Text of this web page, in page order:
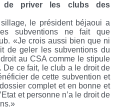
de priver les clubs des
le président béjaoui a
subventions ne fait que
«Je crois aussi bien que ni
de geler les subventions du
au CSA comme le stipule
De ce fait, le club a le droit de
de cette subvention et
complet et en bonne et
et personne n’a le droit de